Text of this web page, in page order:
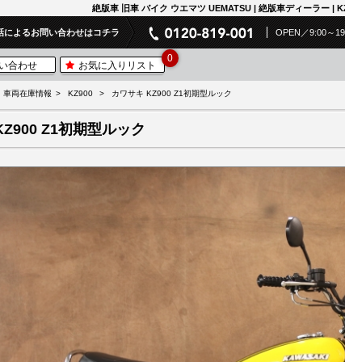
絶版車 旧車 バイク ウエマツ UEMATSU | 絶版車ディーラー |
によるお問い合わせはコチラ OPEN／9:00～
合わせ お気に入りリスト
0
車両在庫情報 KZ900 カワサキ KZ900 Z1初期型ルック
Z1初期型ルック